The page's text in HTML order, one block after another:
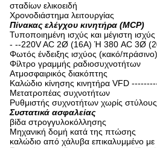
σταδίων ελικοειδή
Χρονοδιάστημα λειτουργίας
Πίνακας ελέγχου κινητήρα (MCP)
Τυποποιημένη ισχύς και μέγιστη
- --220V AC 2Ø (16A) Ή 380 AC 3Ø
Φωτός ένδειξης ισχύος (κακό/πράσινο)
Φίλτρο γραμμής ραδιοσυχνοτήτων
Ατμοσφαιρικός διακόπτης
Καλώδιο κίνησης κινητήρα VFD
Μετατροπέας συχνοτήτων
Ρυθμιστής συχνοτήτων χωρίς
Συστατικά ασφαλείας
βίδα στρογγυλοκόλλησης
Μηχανική δομή κατά της πτώσης
καλώδιο από χάλυβα επικαλυμμένο με